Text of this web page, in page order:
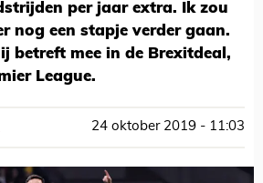
per jaar extra. Ik zou
nog een stapje verder gaan.
betreft mee in de Brexitdeal,
League.
24 oktober 2019 - 11:03